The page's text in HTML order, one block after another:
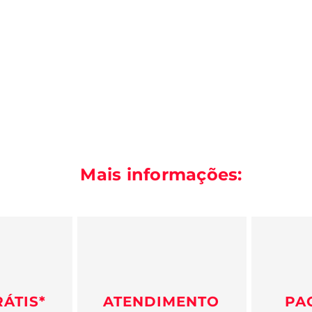
Mais informações:
ATENDIMENTO